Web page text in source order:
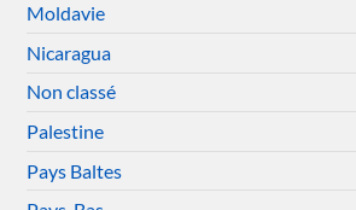
Moldavie
Nicaragua
Non classé
Palestine
Pays Baltes